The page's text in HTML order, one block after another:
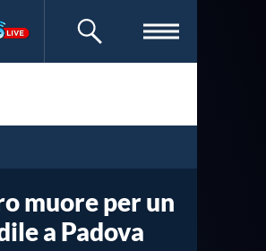
CERCA
muore per un
a Padova